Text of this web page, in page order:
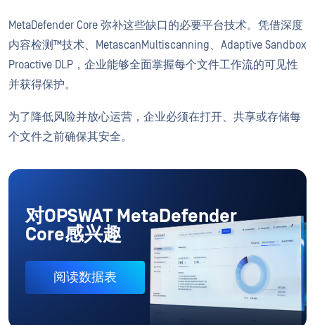
MetaDefender Core 弥补这些缺口的必要平台技术。凭借深度
内容检测™技术、MetascanMultiscanning、Adaptive Sandbox
Proactive DLP，企业能够全面掌握每个文件工作流的可见性
并获得保护。
为了降低风险并放心运营，企业必须在打开、共享或存储每
个文件之前确保其安全。
对OPSWAT MetaDefender
Core感兴趣
阅读数据表